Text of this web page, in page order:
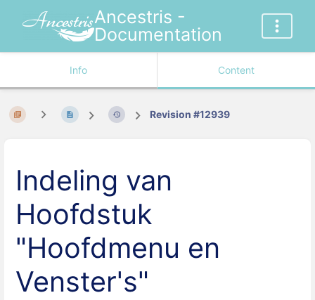
Ancestris -
Documentation
Info Content
Revision #12939
Indeling van
Hoofdstuk
"Hoofdmenu en
Venster's"